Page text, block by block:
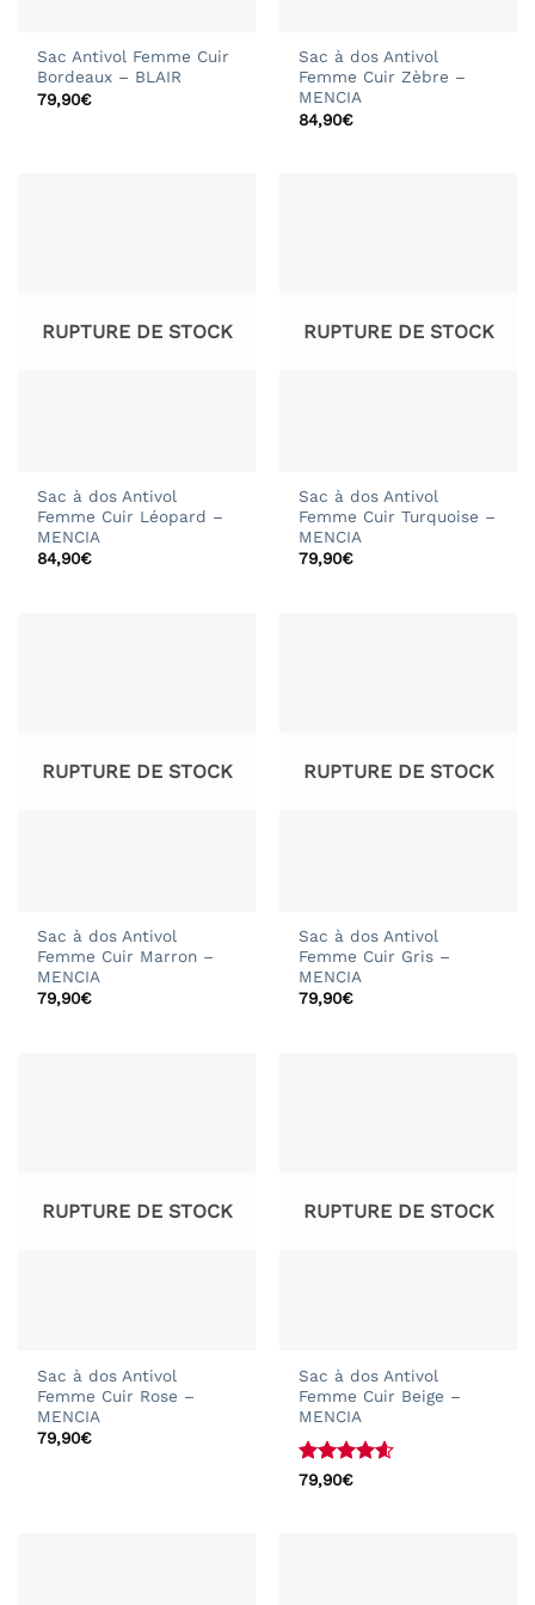
Sac Antivol Femme Cuir
Bordeaux – BLAIR
79,90€
Sac à dos Antivol
Femme Cuir Zèbre –
MENCIA
84,90€
RUPTURE DE STOCK
Sac à dos Antivol
Femme Cuir Léopard –
MENCIA
84,90€
RUPTURE DE STOCK
Sac à dos Antivol
Femme Cuir Turquoise –
MENCIA
79,90€
RUPTURE DE STOCK
Sac à dos Antivol
Femme Cuir Marron –
MENCIA
79,90€
RUPTURE DE STOCK
Sac à dos Antivol
Femme Cuir Gris –
MENCIA
79,90€
RUPTURE DE STOCK
Sac à dos Antivol
Femme Cuir Rose –
MENCIA
79,90€
RUPTURE DE STOCK
Sac à dos Antivol
Femme Cuir Beige –
MENCIA
Note4.57
79,90€